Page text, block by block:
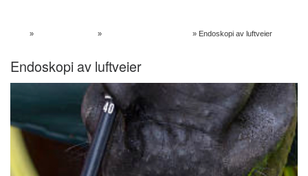
» » » Endoskopi av luftveier
Endoskopi av luftveier